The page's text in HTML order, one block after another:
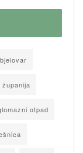
bjelovar
otpad